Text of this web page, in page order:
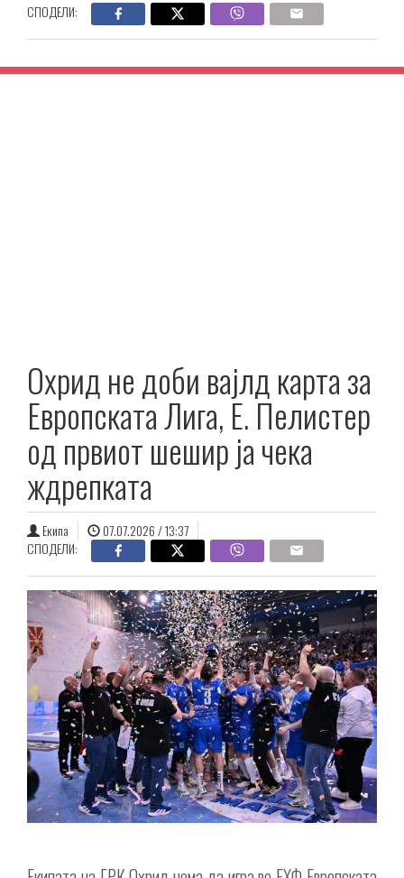
СПОДЕЛИ:
Охрид не доби вајлд карта за
Европската Лига, Е. Пелистер
од првиот шешир ја чека
ждрепката
Екипа
07.07.2026 / 13:37
СПОДЕЛИ: